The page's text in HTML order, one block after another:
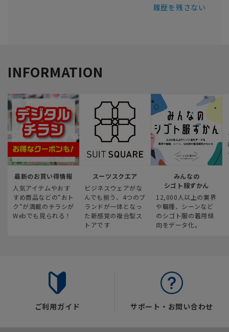
履歴を残さない
INFORMATION
最新のお買い得情報
人気アイテムやおす
すめ商品などの“おト
ク“が満載のチラシが
Webでも見られる！
スーツスクエア
ビジネスウェアがな
んでも揃う、4つのブ
ランドが一体となっ
た新感覚の複合型ス
トアです
みんなの
シゴト服ずかん
12,000人以上の業界
や職種、シーンなど
のシゴト服の着用傾
向をデータ化。
ご利用ガイド サポート・お問い合わせ